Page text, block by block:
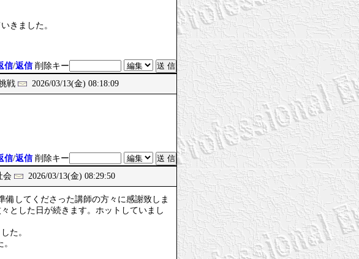
きました。
信/返信 削除キー
戦 2026/03/13(金) 08:18:09
信/返信 削除キー
会 2026/03/13(金) 08:29:50
備してくださった講師の方々に感謝致しま
とした日が続きます。ホットしていまし
た。